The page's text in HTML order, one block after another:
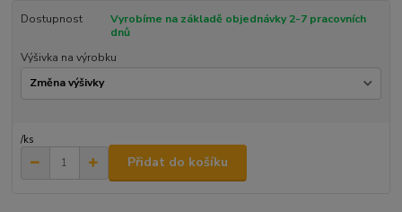
Dostupnost
Vyrobíme na základě objednávky 2-7 pracovních
dnů
Výšivka na výrobku
/ks
Přidat do košíku